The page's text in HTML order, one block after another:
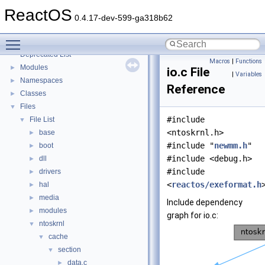
ReactOS 0.4.17-dev-599-ga318b62
BSD License
Deprecated List
► Modules
► Namespaces
► Classes
▼ Files
▼ File List
► base
► boot
► dll
► drivers
► hal
► media
► modules
▼ ntoskrnl
▼ cache
▼ section
► data.c
Macros | Functions
| Variables
io.c File
Reference
#include
<ntoskrnl.h>
#include "newmm.h"
#include <debug.h>
#include
<reactos/exeformat.h
Include dependency
graph for io.c: